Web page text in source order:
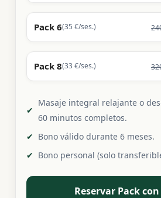
Pack 6(35 €/ses.)
Pack 8(33 €/ses.)
Masaje integral relajante o
60 minutos completos.
Bono válido durante 6 meses.
Bono personal (solo
Reservar Pack